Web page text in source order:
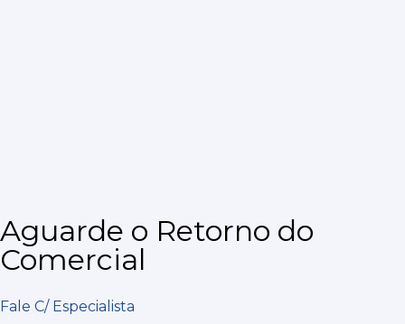
Aguarde o Retorno do
Comercial
Fale C/ Especialista